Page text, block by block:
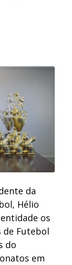
da
Hélio
os
de Futebol
do
em